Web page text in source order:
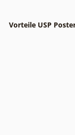
Vorteile USP